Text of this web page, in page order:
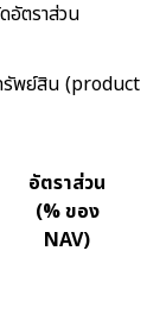
อัตราส่วน
รัพย์สิน (product
อัตราส่วน
(% ของ
NAV)